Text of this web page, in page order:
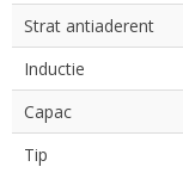
Strat antiaderent
Inductie
Capac
Tip